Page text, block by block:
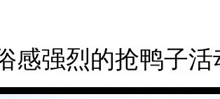
感强烈的抢鸭子